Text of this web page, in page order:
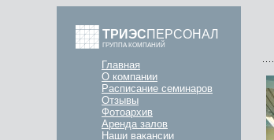
ТРИЭСПЕРСОНАЛ
ГРУППА КОМПАНИЙ
Главная
О компании
Расписание семинаров
Отзывы
Фотоархив
Аренда залов
Наши вакансии